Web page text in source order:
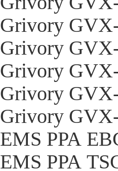
Grivory
Grivory
Grivory
Grivory
Grivory
EMS PPA
EMS PPA